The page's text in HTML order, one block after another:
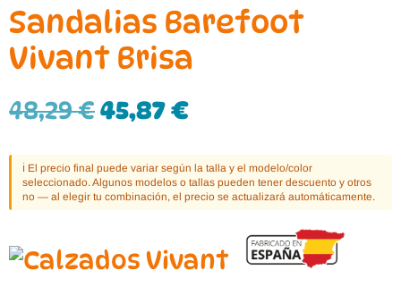
Sandalias Barefoot
Vivant Brisa
48,29€45,87€
ℹ️ El precio final puede variar según la talla y el modelo/color
seleccionado. Algunos modelos o tallas pueden tener descuento y otros
no — al elegir tu combinación, el precio se actualizará automáticamente.